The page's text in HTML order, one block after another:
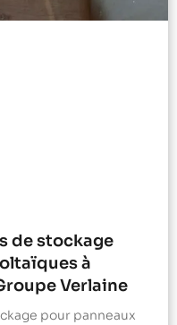
de stockage
à
Verlaine
pour panneaux